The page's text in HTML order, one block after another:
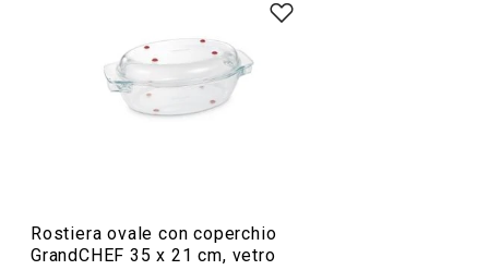
Preparazione degli alimenti
Elettrodomestici
Cuocere in forno
Rostiera ovale con coperchio
GrandCHEF 35 x 21 cm, vetro